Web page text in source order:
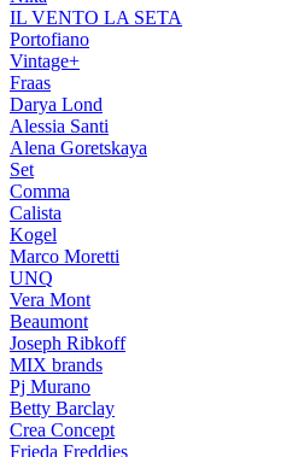
IL VENTO LA SETA
Portofiano
Vintage+
Fraas
Darya Lond
Alessia Santi
Alena Goretskaya
Set
Comma
Calista
Kogel
Marco Moretti
UNQ
Vera Mont
Beaumont
Joseph Ribkoff
MIX brands
Pj Murano
Betty Barclay
Crea Concept
Frieda Freddies